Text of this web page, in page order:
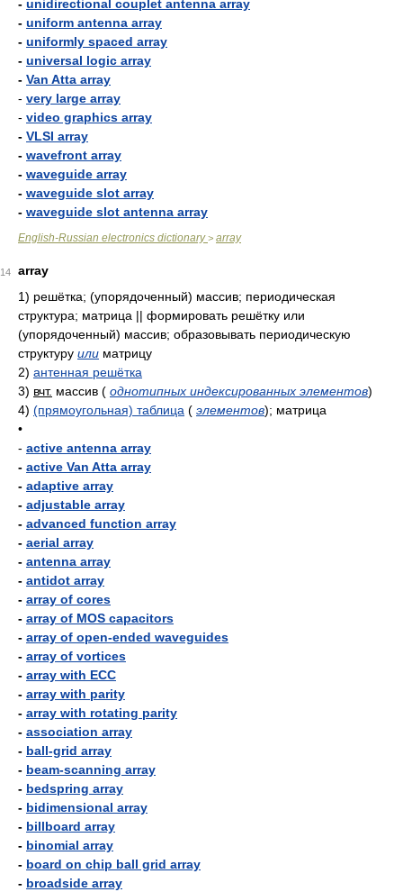
- unidirectional couplet antenna array
- uniform antenna array
- uniformly spaced array
- universal logic array
- Van Atta array
- very large array
- video graphics array
- VLSI array
- wavefront array
- waveguide array
- waveguide slot array
- waveguide slot antenna array
English-Russian electronics dictionary> array
14
array
1) решётка; (упорядоченный) массив; периодическая
структура; матрица || формировать решётку или
(упорядоченный) массив; образовывать периодическую
структуру или матрицу
2) антенная решётка
3) вчт. массив ( однотипных индексированных элементов)
4) (прямоугольная) таблица ( элементов); матрица
•
- active antenna array
- active Van Atta array
- adaptive array
- adjustable array
- advanced function array
- aerial array
- antenna array
- antidot array
- array of cores
- array of MOS capacitors
- array of open-ended waveguides
- array of vortices
- array with ECC
- array with parity
- array with rotating parity
- association array
- ball-grid array
- beam-scanning array
- bedspring array
- bidimensional array
- billboard array
- binomial array
- board on chip ball grid array
- broadside array